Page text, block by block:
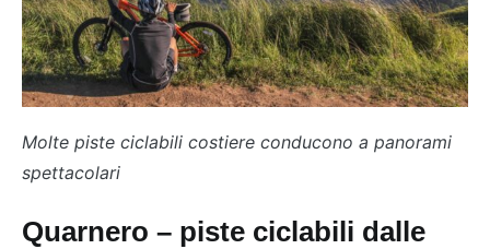
Molte piste ciclabili costiere conducono a panorami
spettacolari
Quarnero – piste ciclabili dalle